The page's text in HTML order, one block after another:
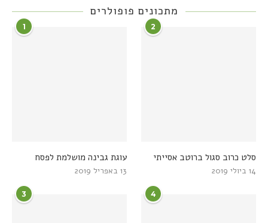
מתכונים פופולרים
1
עוגת גבינה מושלמת לפסח
13 באפריל 2019
2
סלט כרוב סגול ברוטב אסייתי
14 ביולי 2019
3 4